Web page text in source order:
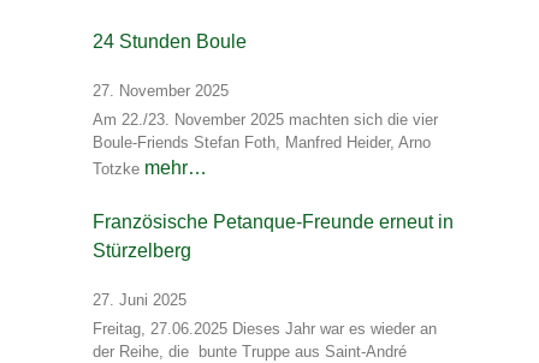
24 Stunden Boule
27. November 2025
Am 22./23. November 2025 machten sich die vier
Boule-Friends Stefan Foth, Manfred Heider, Arno
Totzke mehr…
Französische Petanque-Freunde erneut in
Stürzelberg
27. Juni 2025
Freitag, 27.06.2025 Dieses Jahr war es wieder an
der Reihe, die bunte Truppe aus Saint-André